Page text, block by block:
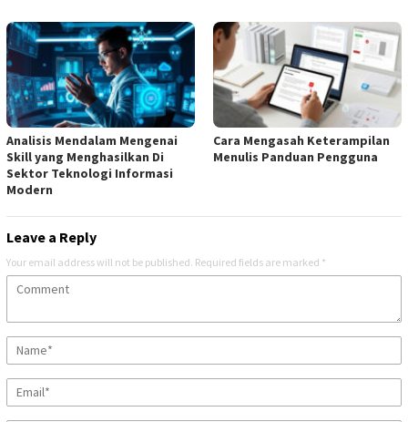
Analisis Mendalam Mengenai
Skill yang Menghasilkan Di
Sektor Teknologi Informasi
Modern
Cara Mengasah Keterampilan
Menulis Panduan Pengguna
Leave a Reply
Your email address will not be published. Required fields are marked *